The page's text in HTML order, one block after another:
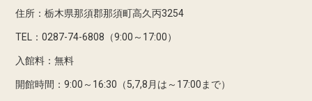
住所：栃木県那須郡那須町高久丙3254
TEL：0287-74-6808（9:00～17:00）
入館料：無料
開館時間：9:00～16:30（5,7,8月は～17:00まで）